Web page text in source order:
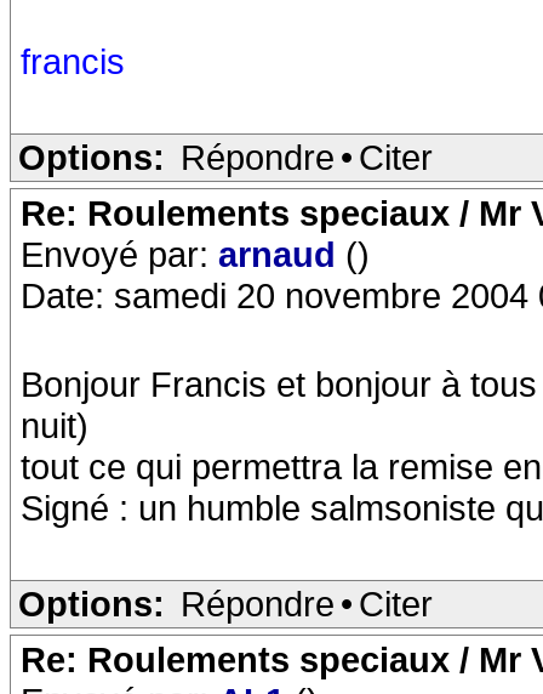
francis
Options: Répondre • Citer
Re: Roulements speciaux / Mr
Envoyé par: arnaud ()
Date: samedi 20 novembre 2004
Bonjour Francis et bonjour à
nuit)
tout ce qui permettra la remise
Signé : un humble salmsoniste
Options: Répondre • Citer
Re: Roulements speciaux / Mr